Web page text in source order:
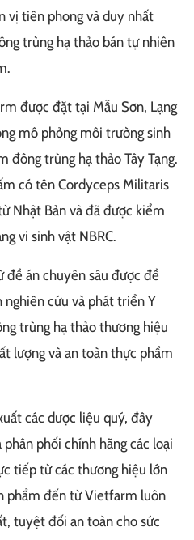
vị tiên phong và duy nhất
trùng hạ thảo bán tự nhiên
được đặt tại Mẫu Sơn, Lạng
mô phỏng môi trường sinh
đông trùng hạ thảo Tây Tạng.
có tên Cordyceps Militaris
Nhật Bản và đã được kiểm
vi sinh vật NBRC.
án chuyên sâu được đề
cứu và phát triển Y
trùng hạ thảo thương hiệu
lượng và an toàn thực phẩm
các dược liệu quý, đây
phối chính hãng các loại
tiếp từ các thương hiệu lớn
phẩm đến từ Vietfarm luôn
tuyệt đối an toàn cho sức